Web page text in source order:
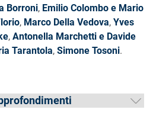
Borroni, Emilio Colombo e Mario
, Marco Della Vedova, Yves
, Antonella Marchetti e Davide
Tarantola, Simone Tosoni.